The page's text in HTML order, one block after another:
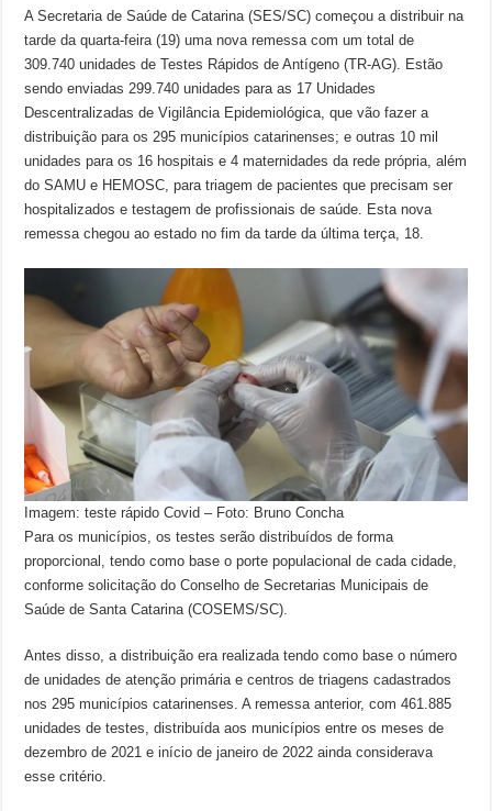
A Secretaria de Saúde de Catarina (SES/SC) começou a distribuir na
tarde da quarta-feira (19) uma nova remessa com um total de
309.740 unidades de Testes Rápidos de Antígeno (TR-AG). Estão
sendo enviadas 299.740 unidades para as 17 Unidades
Descentralizadas de Vigilância Epidemiológica, que vão fazer a
distribuição para os 295 municípios catarinenses; e outras 10 mil
unidades para os 16 hospitais e 4 maternidades da rede própria, além
do SAMU e HEMOSC, para triagem de pacientes que precisam ser
hospitalizados e testagem de profissionais de saúde. Esta nova
remessa chegou ao estado no fim da tarde da última terça, 18.
Imagem: teste rápido Covid – Foto: Bruno Concha
Para os municípios, os testes serão distribuídos de forma
proporcional, tendo como base o porte populacional de cada cidade,
conforme solicitação do Conselho de Secretarias Municipais de
Saúde de Santa Catarina (COSEMS/SC).
Antes disso, a distribuição era realizada tendo como base o número
de unidades de atenção primária e centros de triagens cadastrados
nos 295 municípios catarinenses. A remessa anterior, com 461.885
unidades de testes, distribuída aos municípios entre os meses de
dezembro de 2021 e início de janeiro de 2022 ainda considerava
esse critério.